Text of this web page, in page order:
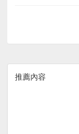
推薦內容